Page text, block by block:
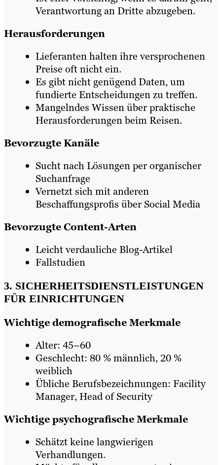
Verantwortung an Dritte abzugeben.
Herausforderungen
Lieferanten halten ihre versprochenen
Preise oft nicht ein.
Es gibt nicht genügend Daten, um
fundierte Entscheidungen zu treffen.
Mangelndes Wissen über praktische
Herausforderungen beim Reisen.
Bevorzugte Kanäle
Sucht nach Lösungen per organischer
Suchanfrage
Vernetzt sich mit anderen
Beschaffungsprofis über Social Media
Bevorzugte Content-Arten
Leicht verdauliche Blog-Artikel
Fallstudien
3. SICHERHEITSDIENSTLEISTUNGEN
FÜR EINRICHTUNGEN
Wichtige demografische Merkmale
Alter: 45–60
Geschlecht: 80 % männlich, 20 %
weiblich
Übliche Berufsbezeichnungen: Facility
Manager, Head of Security
Wichtige psychografische Merkmale
Schätzt keine langwierigen
Verhandlungen.